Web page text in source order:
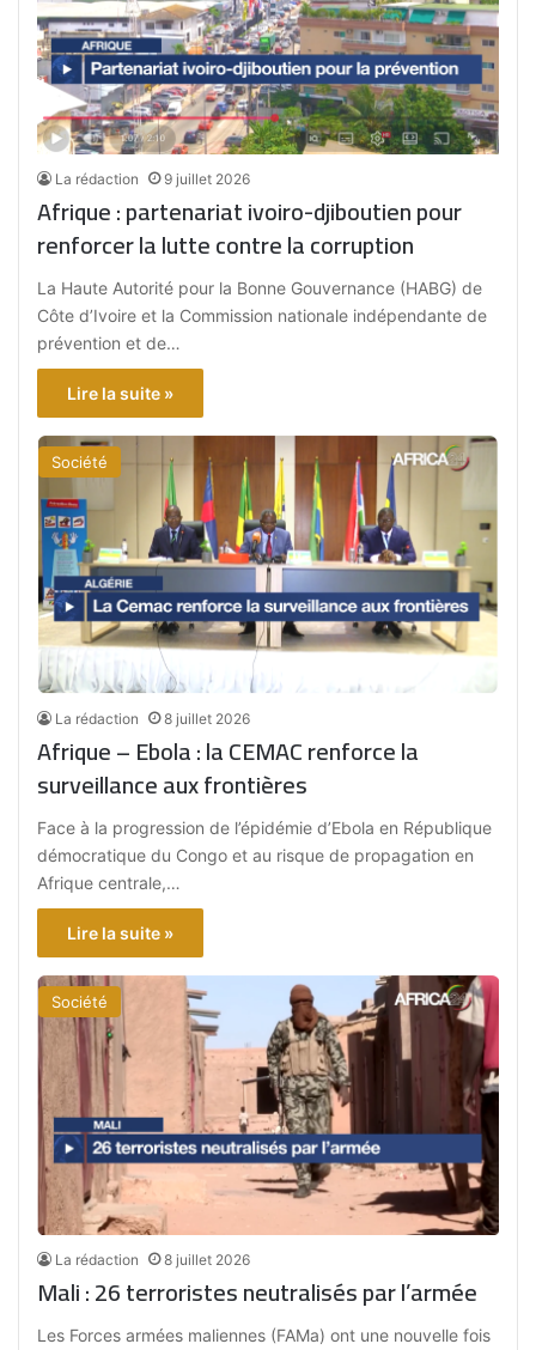
La rédaction 9 juillet 2026
Afrique : partenariat ivoiro-djiboutien pour
renforcer la lutte contre la corruption
La Haute Autorité pour la Bonne Gouvernance (HABG) de
Côte d’Ivoire et la Commission nationale indépendante de
prévention et de…
Lire la suite »
Société
La rédaction 8 juillet 2026
Afrique – Ebola : la CEMAC renforce la
surveillance aux frontières
Face à la progression de l’épidémie d’Ebola en République
démocratique du Congo et au risque de propagation en
Afrique centrale,…
Lire la suite »
Société
La rédaction 8 juillet 2026
Mali : 26 terroristes neutralisés par l’armée
Les Forces armées maliennes (FAMa) ont une nouvelle fois